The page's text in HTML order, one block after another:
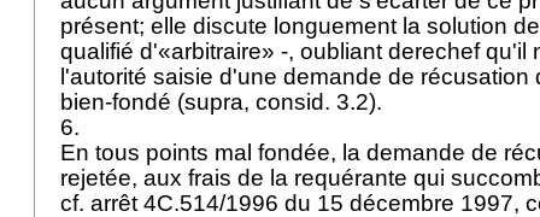
présent; elle discute longuement la solution
qualifié d'«arbitraire» -, oubliant derechef qu'il
l'autorité saisie d'une demande de récusation
bien-fondé (supra, consid. 3.2).
6.
En tous points mal fondée, la demande de
rejetée, aux frais de la requérante qui
cf. arrêt 4C.514/1996 du 15 décembre 1997,